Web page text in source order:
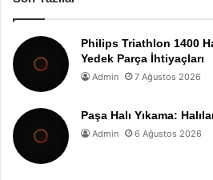
Philips Triathlon 1400
Yedek Parça İhtiyaçları
Admin 7 Ağustos 2026
Paşa Halı Yıkama:
Admin 6 Ağustos 2026